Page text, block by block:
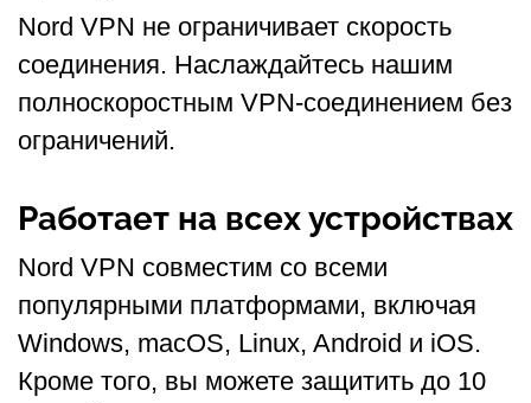
Nord VPN не ограничивает скорость
соединения. Наслаждайтесь нашим
полноскоростным VPN-соединением без
ограничений.
Работает на всех устройствах
Nord VPN совместим со всеми
популярными платформами, включая
Windows, macOS, Linux, Android и iOS.
Кроме того, вы можете защитить до 10